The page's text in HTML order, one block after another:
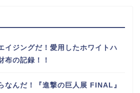
イジングだ！愛用したホワイトハ
布の記録！！
なんだ！『進撃の巨人展 FINAL』